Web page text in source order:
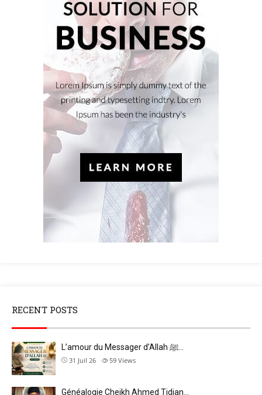
RECENT POSTS
L’amour du Messager d’Allah ﷺ…
31 Juil 26 59 Views
Généalogie Cheikh Ahmed Tidjan…